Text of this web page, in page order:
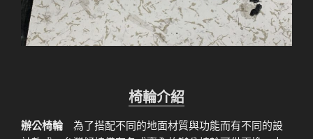
椅輪介紹
辦公椅輪為了搭配不同的地面材質與功能而有不同的設